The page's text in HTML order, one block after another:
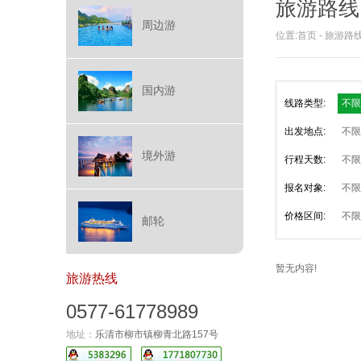
周边游
国内游
境外游
邮轮
旅游热线
0577-61778989
地址： 乐清市柳市镇柳青北路157号
旅游路线
位置:首页 - 旅游路
线路类型: 不限
出发地点: 不限
行程天数: 不限
报名对象: 不限
价格区间: 不限
暂无内容!